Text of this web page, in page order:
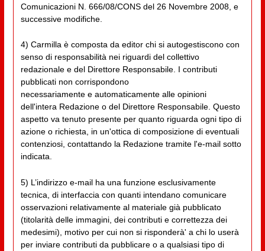
Comunicazioni N. 666/08/CONS del 26 Novembre 2008, e
successive modifiche.
4) Carmilla è composta da editor chi si autogestiscono con
senso di responsabilità nei riguardi del collettivo
redazionale e del Direttore Responsabile. I contributi
pubblicati non corrispondono
necessariamente e automaticamente alle opinioni
dell'intera Redazione o del Direttore Responsabile. Questo
aspetto va tenuto presente per quanto riguarda ogni tipo di
azione o richiesta, in un'ottica di composizione di eventuali
contenziosi, contattando la Redazione tramite l'e-mail sotto
indicata.
5) L’indirizzo e-mail ha una funzione esclusivamente
tecnica, di interfaccia con quanti intendano comunicare
osservazioni relativamente al materiale già pubblicato
(titolarità delle immagini, dei contributi e correttezza dei
medesimi), motivo per cui non si risponderà' a chi lo userà
per inviare contributi da pubblicare o a qualsiasi tipo di